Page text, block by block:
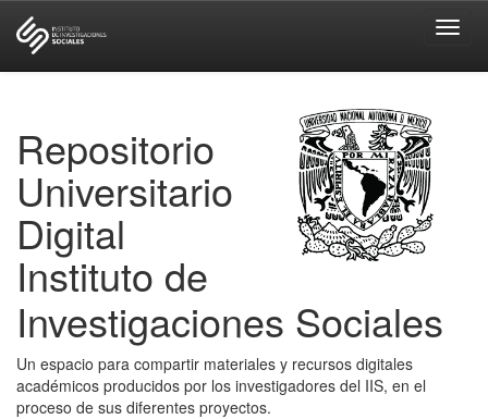
Repositorio
Universitario
Digital
Instituto de
Investigaciones Sociales
Un espacio para compartir materiales y recursos digitales
académicos producidos por los investigadores del IIS, en el
proceso de sus diferentes proyectos.